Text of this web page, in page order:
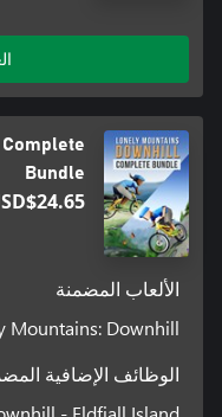
Bundle
الألعاب المضمنة
Mountains: Downhill
الوظائف الإضافية